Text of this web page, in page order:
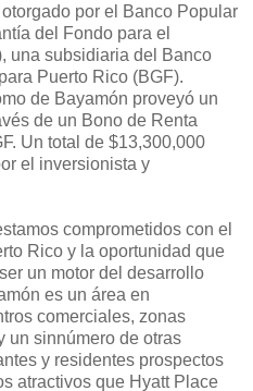
por el Banco Popular
del Fondo para el
una subsidiaria del Banco
Puerto Rico (BGF).
de Bayamón proveyó un
de un Bono de Renta
Un total de $13,300,000
el inversionista y
comprometidos con el
Rico y la oportunidad que
un motor del desarrollo
es un área en
comerciales, zonas
un sinnúmero de otras
y residentes prospectos
atractivos que Hyatt Place